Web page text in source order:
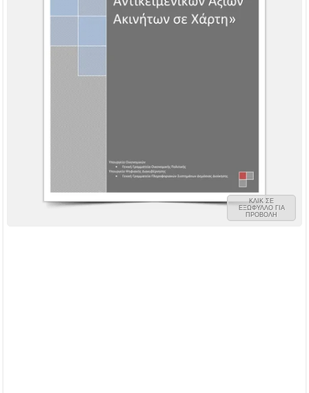
ΚΛΙΚ ΣΕ
ΕΞΩΦΥΛΛΟ ΓΙΑ
ΠΡΟΒΟΛΗ